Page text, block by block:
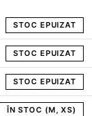
STOC EPUIZAT
STOC EPUIZAT
STOC EPUIZAT
ÎN STOC (M, XS)